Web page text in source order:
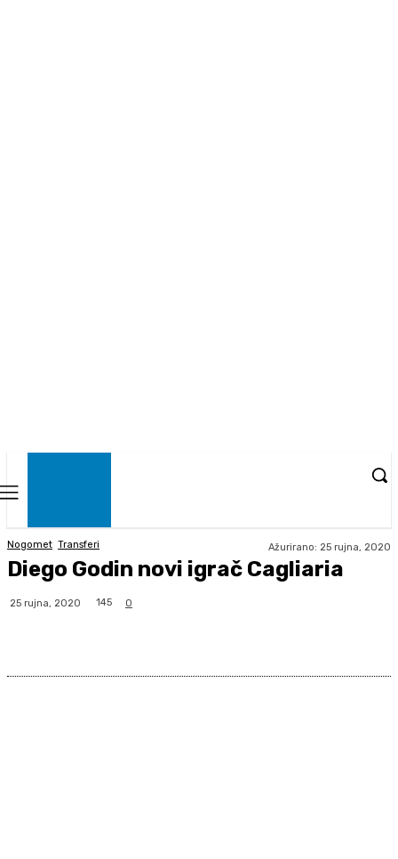
Nogomet Transferi Ažurirano: 25 rujna, 2020
Diego Godin novi igrač Cagliaria
25 rujna, 2020 145 0